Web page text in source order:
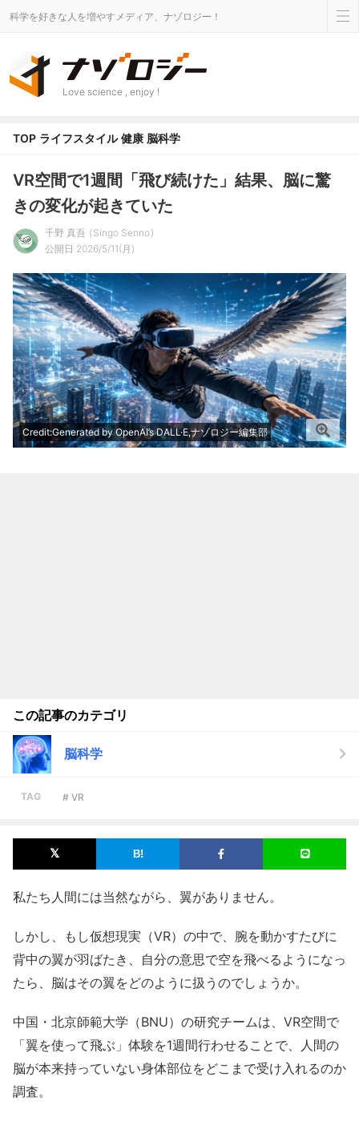
科学を好きな人を増やすメディア、ナゾロジー！
Love science , enjoy !
TOP ライフスタイル 健康 脳科学
VR空間で1週間「飛び続けた」結果、脳に驚
きの変化が起きていた
千野 真吾
Singo Senno
公開日 2026/5/11(月)
Credit:Generated by OpenAI’s DALL·E,ナゾロジー編集部
この記事のカテゴリ
脳科学
TAG # VR
私たち人間には当然ながら、翼がありません。
しかし、もし仮想現実（VR）の中で、腕を動かすたびに
背中の翼が羽ばたき、自分の意思で空を飛べるようになっ
たら、脳はその翼をどのように扱うのでしょうか。
中国・北京師範大学（BNU）の研究チームは、VR空間で
「翼を使って飛ぶ」体験を1週間行わせることで、人間の
脳が本来持っていない身体部位をどこまで受け入れるのか
調査。